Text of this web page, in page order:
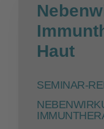
Haut
SEMINAR-